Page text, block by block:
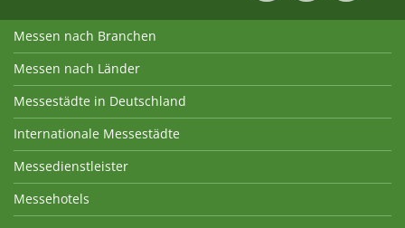
Messen nach Branchen
Messen nach Länder
Messestädte in Deutschland
Internationale Messestädte
Messedienstleister
Messehotels